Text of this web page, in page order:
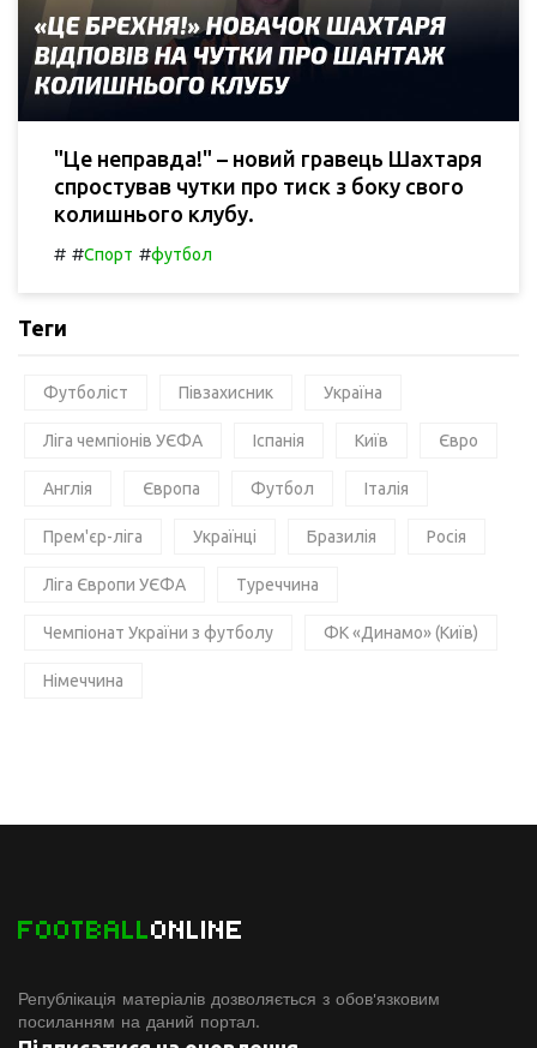
"Це неправда!" – новий гравець Шахтаря
спростував чутки про тиск з боку свого
колишнього клубу.
# #Спорт #футбол
Теги
Футболіст Півзахисник Україна
Ліга чемпіонів УЄФА Іспанія Київ Євро
Англія Європа Футбол Італія
Прем'єр-ліга Українці Бразилія Росія
Ліга Європи УЄФА Туреччина
Чемпіонат України з футболу ФК «Динамо» (Київ)
Німеччина
FOOTBALLONLINE
Републікація матеріалів дозволяється з обов'язковим
посиланням на даний портал.